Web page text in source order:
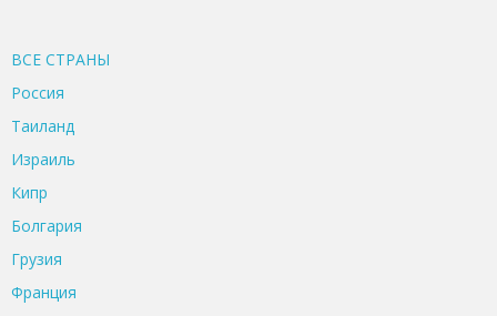
ВСЕ CТРАНЫ
Россия
Таиланд
Израиль
Кипр
Болгария
Грузия
Франция